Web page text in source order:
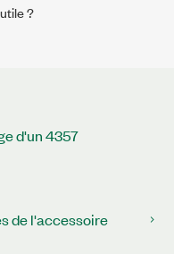
?
d'un 4357
de l'accessoire